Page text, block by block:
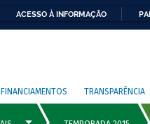
ACESSO À INFORMAÇÃO
FINANCIAMENTOS TRANSPARÊNCIA